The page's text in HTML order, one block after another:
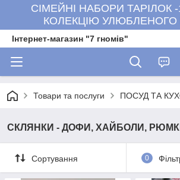
СІМЕЙНІ НАБОРИ ТАРІЛОК
КОЛЕКЦІЮ УЛЮБЛЕНОГО
Інтернет-магазин "7 гномів"
Товари та послуги ПОСУД ТА
СКЛЯНКИ - ДОФИ, ХАЙБОЛИ,
Сортування 0